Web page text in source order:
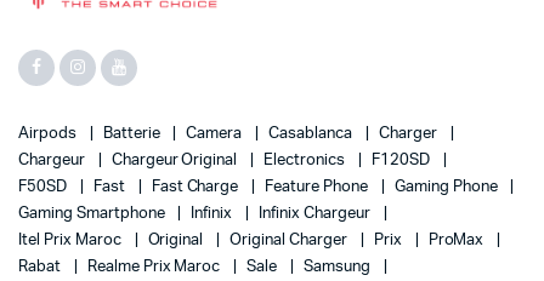
Airpods Batterie Camera Casablanca
Charger
Chargeur
Chargeur Original Electronics
F120SD
F50SD
Fast Fast Charge Feature Phone
Gaming Phone
Gaming Smartphone
Infinix
Infinix Chargeur
Itel Prix Maroc
Original Original Charger Prix
ProMax
Rabat
Realme Prix Maroc Sale Samsung